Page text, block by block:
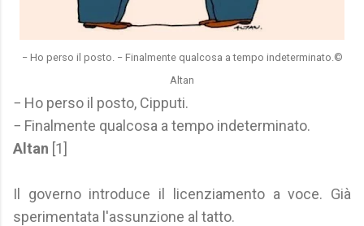
− Ho perso il posto. − Finalmente qualcosa a tempo indeterminato.©
Altan
− Ho perso il posto, Cipputi.
− Finalmente qualcosa a tempo indeterminato.
Altan [1]
Il governo introduce il licenziamento a voce. Già
sperimentata l'assunzione al tatto.